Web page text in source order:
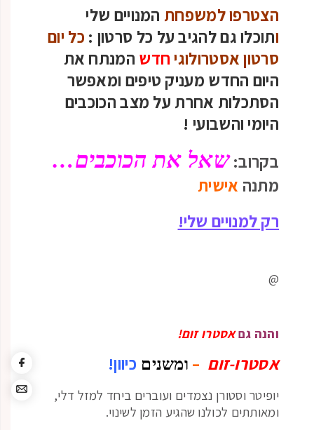
הצטרפו למשפחת המנויים שלי
ותוכלו גם להגיב על כל סרטון : כל יום
סרטון אסטרולוגיחדש המנתח את
היום החדש מעניק טיפים ומאפשר
הסתכלות אחרת על מצב הכוכבים
היומי והשבועי!
בקרוב:שאל את הכוכבים…
מתנה אישית
רק למנויים שלי!
@
והנה גםאסטרו זום!
אסטרו-זום – ומשנים כיוון!
יופיטר וסטורן נצמדים ועוברים ביחד למזל דלי,
ומאותתים לכולנו שהגיע הזמן לשינוי.